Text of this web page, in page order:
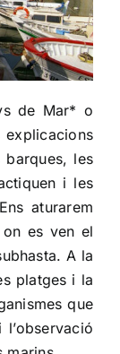
de Mar* o
explicacions
barques, les
i les
aturarem
es ven el
A la
platges i la
que